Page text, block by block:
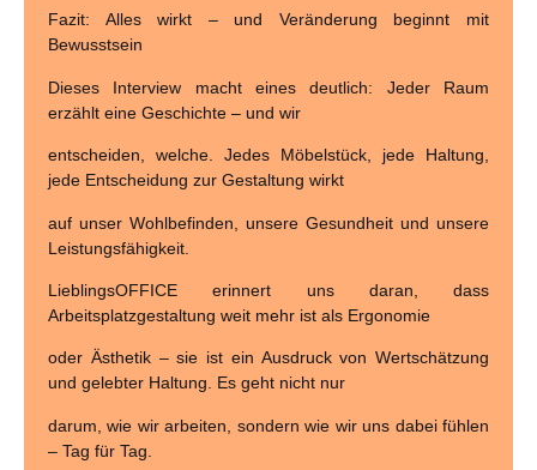
Fazit: Alles wirkt – und Veränderung beginnt mit
Bewusstsein
Dieses Interview macht eines deutlich: Jeder Raum
erzählt eine Geschichte – und wir
entscheiden, welche. Jedes Möbelstück, jede Haltung,
jede Entscheidung zur Gestaltung wirkt
auf unser Wohlbefinden, unsere Gesundheit und unsere
Leistungsfähigkeit.
LieblingsOFFICE erinnert uns daran, dass
Arbeitsplatzgestaltung weit mehr ist als Ergonomie
oder Ästhetik – sie ist ein Ausdruck von Wertschätzung
und gelebter Haltung. Es geht nicht nur
darum, wie wir arbeiten, sondern wie wir uns dabei fühlen
– Tag für Tag.